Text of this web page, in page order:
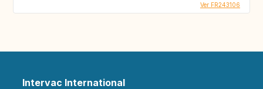
Ver FR243106
Intervac International